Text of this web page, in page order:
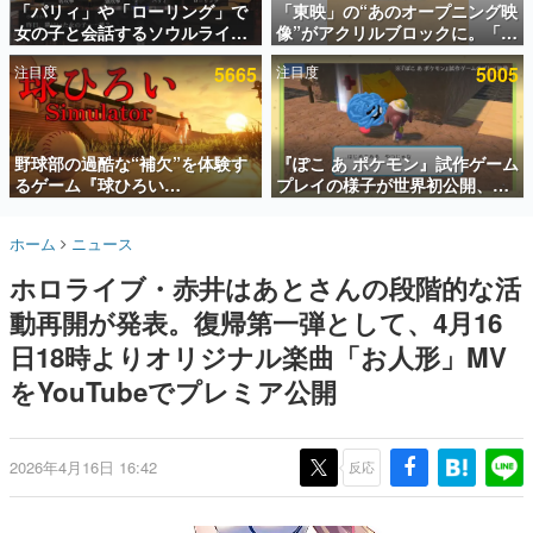
インタビュー
連載・特集一覧
殿堂入り記事
SNS拡散数が数千以上！ ページビュー数万以上！ などな
ど。多くの人々に読まれた、電ファミ渾身の“殿堂入り”記
事をまとめました。
名作ゲームクリエイターの方々に製作時のエピソードをお
きます。
赫本
この物語を解いてはいけない。『赫本』は、〈試験問題〉
の形をした短編ホラー小説集です。
これからのデジタルゲーム市場を担う若きクリエイター達
の姿を追い、彼らのルーツと情熱を探っていきます。
「パリィ」や「ローリング」で
女の子と会話するソウルライク
恋愛ゲーム『小早川さんはソウ
ルライク』無料公開。返事に失
敗すると「YOU DIED」
「東映」の“あのオープニング映
像”がアクリルブロックに。「東
映ヒストリカル グッズコレクシ
ョン」が8月下旬より発売
注目度 5665
野球部の過酷な“補欠”を体験す
るゲーム『球ひろい
Simulator』が「1件」のウィッ
対応しSNSで話題に。『キング
ダム・カム』開発元やチェコの
プロ野球選手から称賛の声
注目度 5005
『ぽこ あ ポケモン』試作ゲーム
プレイの様子が世界初公開、貴
重な企画書の一部も見れちゃ
ホーム ニュース
ホロライブ・赤井はあとさんの段階的な活
動再開が発表。復帰第一弾として、4月16
日18時よりオリジナル楽曲「お人形」MV
をYouTubeでプレミア公開
2026年4月16日 16:42 反応